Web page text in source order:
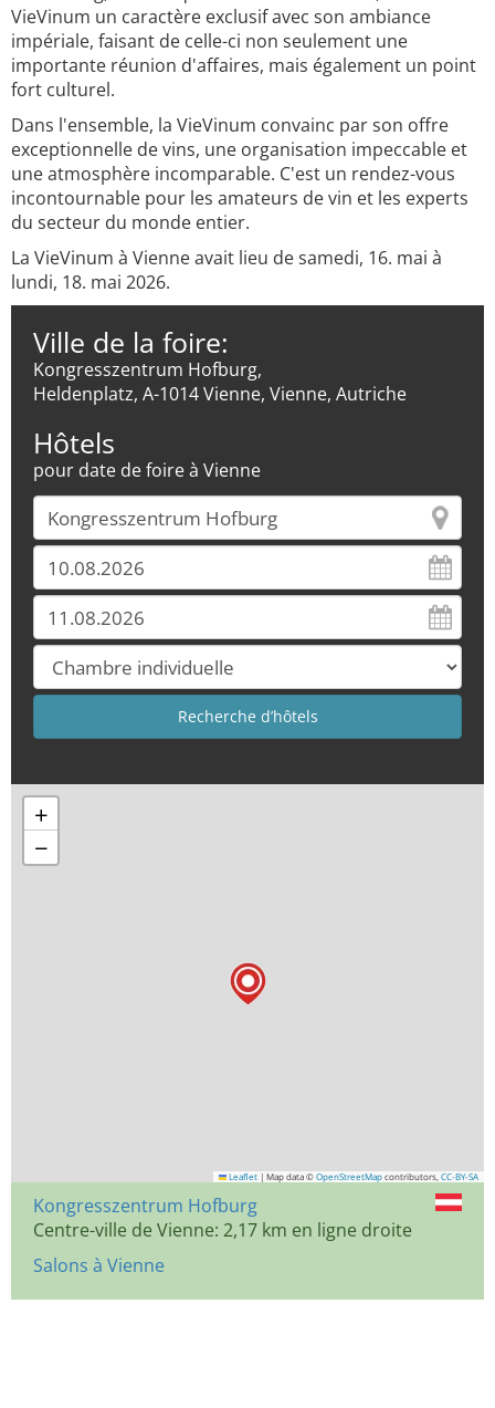
VieVinum un caractère exclusif avec son ambiance
impériale, faisant de celle-ci non seulement une
importante réunion d'affaires, mais également un point
fort culturel.
Dans l'ensemble, la VieVinum convainc par son offre
exceptionnelle de vins, une organisation impeccable et
une atmosphère incomparable. C'est un rendez-vous
incontournable pour les amateurs de vin et les experts
du secteur du monde entier.
La VieVinum à Vienne avait lieu de samedi, 16. mai à
lundi, 18. mai 2026.
Ville de la foire:
Kongresszentrum Hofburg,
Heldenplatz, A-1014 Vienne, Vienne, Autriche
Hôtels
pour date de foire à Vienne
+
−
Leaflet | Map data © OpenStreetMap contributors, CC-BY-SA
Kongresszentrum Hofburg
Centre-ville de Vienne: 2,17 km en ligne droite
Salons à Vienne